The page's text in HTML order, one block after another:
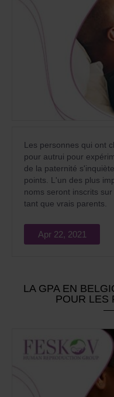
Les personnes qui ont
pour autrui pour
de la paternité
points. L'un des plus
noms seront inscrits
tant que vrais parents.
Apr 22, 2021
LA GPA EN
POUR LES